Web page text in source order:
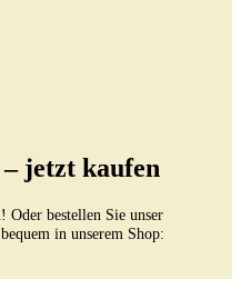
jetzt kaufen
Oder bestellen Sie unser
in unserem Shop: